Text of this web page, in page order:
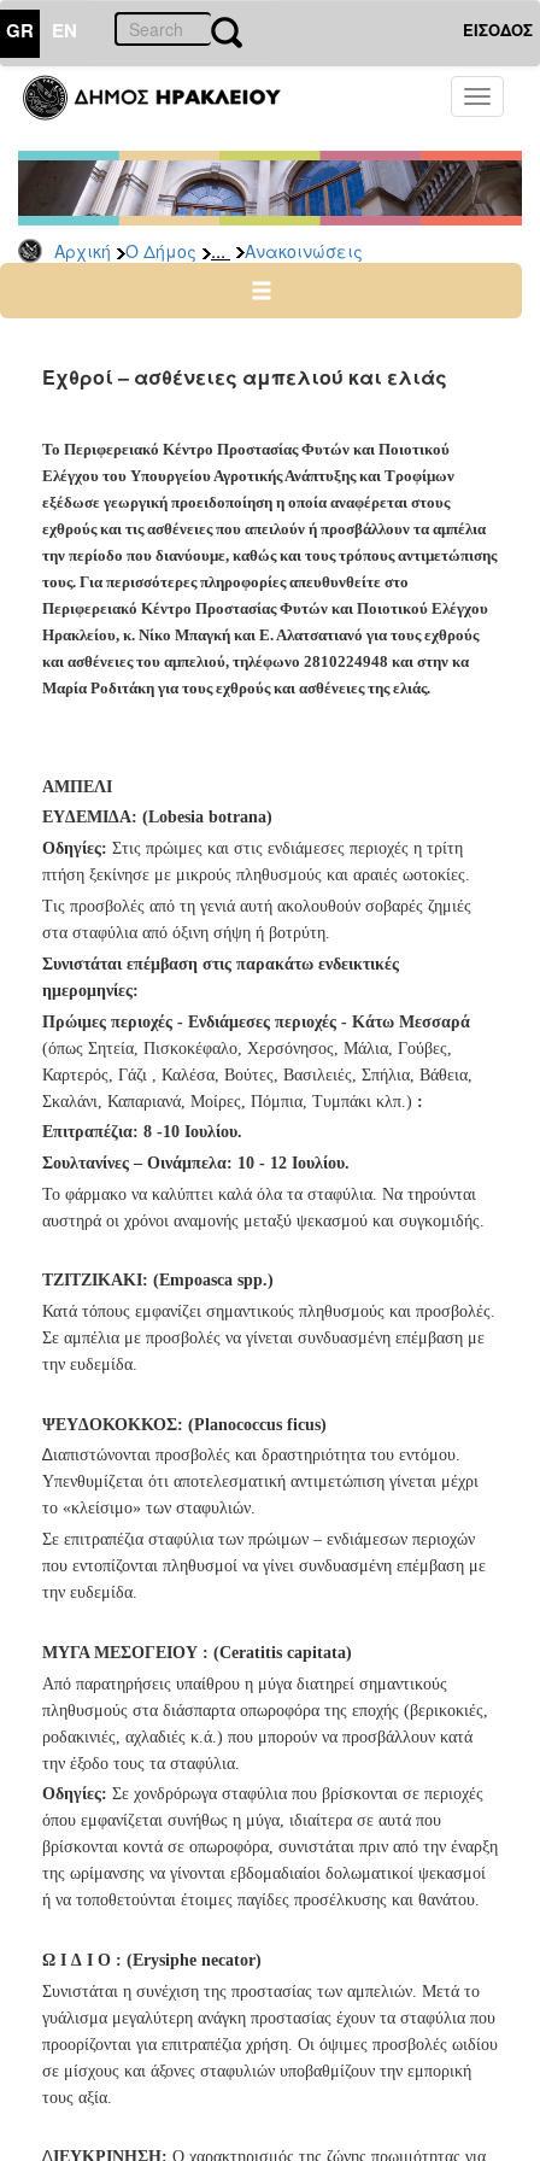
GR EN ΕΙΣΟΔΟΣ
Toggle
Αρχική Ο Δήμος ... Ανακοινώσεις
ΔΗΜΟΣ
Υπηρεσίες
&
Φορείς
Δημοτικές
Υπηρεσίες
Ηλεκτρονική
Επιτροπές
Αγροτική
Ανάπτυξη
Ανακοινώσεις
Προγράμματα
Προσχολική
Αγωγή
Κοιμητήρια
ΤΟΠΟΣ
ΠΟΛΙΤΙΣΜΟΣ
ΑΝΘΕΚΤΙΚΗ
ΠΟΛΗ
Εχθροί – ασθένειες αμπελιού και ελιάς
Το Περιφερειακό Κέντρο Προστασίας Φυτών και Ποιοτικού
Ελέγχου του Υπουργείου Αγροτικής Ανάπτυξης και Τροφίμων
εξέδωσε γεωργική προειδοποίηση η οποία αναφέρεται στους
εχθρούς και τις ασθένειες που απειλούν ή προσβάλλουν τα αμπέλια
την περίοδο που διανύουμε, καθώς και τους τρόπους αντιμετώπισης
τους. Για περισσότερες πληροφορίες απευθυνθείτε στο
Περιφερειακό Κέντρο Προστασίας Φυτών και Ποιοτικού Ελέγχου
Ηρακλείου, κ. Νίκο Μπαγκή και Ε. Αλατσατιανό για τους εχθρούς
και ασθένειες του αμπελιού, τηλέφωνο 2810224948 και στην κα
Μαρία Ροδιτάκη για τους εχθρούς και ασθένειες της ελιάς.
ΑΜΠΕΛΙ
ΕΥ∆ΕΜΙ∆Α: (Lobesia botrana)
Οδηγίες: Στις πρώιμες και στις ενδιάμεσες περιοχές η τρίτη
πτήση ξεκίνησε με μικρούς πληθυσμούς και αραιές ωοτοκίες.
Τις προσβολές από τη γενιά αυτή ακολουθούν σοβαρές ζημιές
στα σταφύλια από όξινη σήψη ή βοτρύτη.
Συνιστάται επέμβαση στις παρακάτω ενδεικτικές
ημερομηνίες:
Πρώιμες περιοχές - Ενδιάμεσες περιοχές - Κάτω Μεσσαρά
(όπως Σητεία, Πισκοκέφαλο, Χερσόνησος, Μάλια, Γούβες,
Καρτερός, Γάζι , Καλέσα, Βούτες, Βασιλειές, Σπήλια, Βάθεια,
Σκαλάνι, Καπαριανά, Μοίρες, Πόμπια, Τυμπάκι κλπ.) :
Επιτραπέζια: 8 -10 Ιουλίου.
Σουλτανίνες – Οινάμπελα: 10 - 12 Ιουλίου.
Το φάρμακο να καλύπτει καλά όλα τα σταφύλια. Να τηρούνται
αυστηρά οι χρόνοι αναμονής μεταξύ ψεκασμού και συγκομιδής.
ΤΖΙΤΖΙΚΑΚΙ: (Empoasca spp.)
Κατά τόπους εμφανίζει σημαντικούς πληθυσμούς και προσβολές.
Σε αμπέλια με προσβολές να γίνεται συνδυασμένη επέμβαση με
την ευδεμίδα.
ΨΕΥ∆ΟΚΟΚΚΟΣ: (Planococcus ficus)
∆ιαπιστώνονται προσβολές και δραστηριότητα του εντόμου.
Υπενθυμίζεται ότι αποτελεσματική αντιμετώπιση γίνεται μέχρι
το «κλείσιμο» των σταφυλιών.
Σε επιτραπέζια σταφύλια των πρώιμων – ενδιάμεσων περιοχών
που εντοπίζονται πληθυσμοί να γίνει συνδυασμένη επέμβαση με
την ευδεμίδα.
ΜΥΓΑ ΜΕΣΟΓΕΙΟΥ : (Ceratitis capitata)
Από παρατηρήσεις υπαίθρου η μύγα διατηρεί σημαντικούς
πληθυσμούς στα διάσπαρτα οπωροφόρα της εποχής (βερικοκιές,
ροδακινιές, αχλαδιές κ.ά.) που μπορούν να προσβάλλουν κατά
την έξοδο τους τα σταφύλια.
Οδηγίες: Σε χονδρόρωγα σταφύλια που βρίσκονται σε περιοχές
όπου εμφανίζεται συνήθως η μύγα, ιδιαίτερα σε αυτά που
βρίσκονται κοντά σε οπωροφόρα, συνιστάται πριν από την έναρξη
της ωρίμανσης να γίνονται εβδομαδιαίοι δολωματικοί ψεκασμοί
ή να τοποθετούνται έτοιμες παγίδες προσέλκυσης και θανάτου.
Ω Ι ∆ Ι Ο : (Erysiphe necator)
Συνιστάται η συνέχιση της προστασίας των αμπελιών. Μετά το
γυάλισμα μεγαλύτερη ανάγκη προστασίας έχουν τα σταφύλια που
προορίζονται για επιτραπέζια χρήση. Οι όψιμες προσβολές ωιδίου
σε μίσχους και άξονες σταφυλιών υποβαθμίζουν την εμπορική
τους αξία.
∆ΙΕΥΚΡΙΝΗΣΗ: Ο χαρακτηρισμός της ζώνης πρωιμότητας για